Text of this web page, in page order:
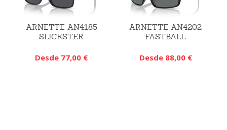
ARNETTE AN4185
SLICKSTER
Desde 77,00 €
ARNETTE AN4202
FASTBALL
Desde 88,00 €